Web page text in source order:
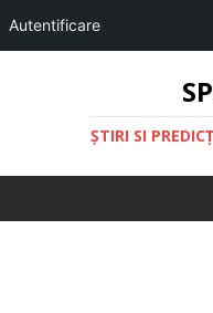
Autentificare
ŞTIRI SI